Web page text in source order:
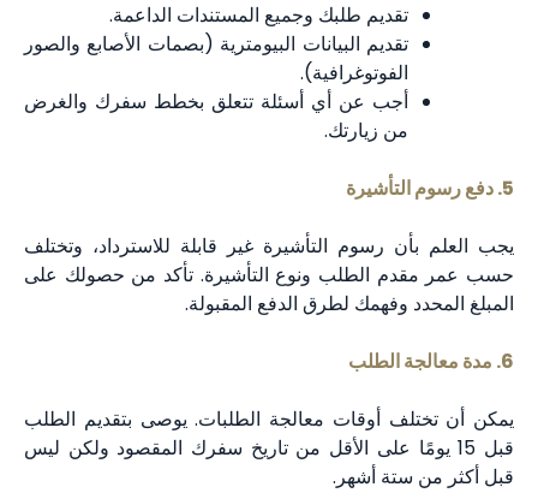
تقديم طلبك وجميع المستندات الداعمة.
تقديم البيانات البيومترية (بصمات الأصابع والصور
الفوتوغرافية).
أجب عن أي أسئلة تتعلق بخطط سفرك والغرض
من زيارتك.
5. دفع رسوم التأشيرة
يجب العلم بأن رسوم التأشيرة غير قابلة للاسترداد، وتختلف
حسب عمر مقدم الطلب ونوع التأشيرة. تأكد من حصولك على
المبلغ المحدد وفهمك لطرق الدفع المقبولة.
6. مدة معالجة الطلب
يمكن أن تختلف أوقات معالجة الطلبات. يوصى بتقديم الطلب
قبل 15 يومًا على الأقل من تاريخ سفرك المقصود ولكن ليس
قبل أكثر من ستة أشهر.